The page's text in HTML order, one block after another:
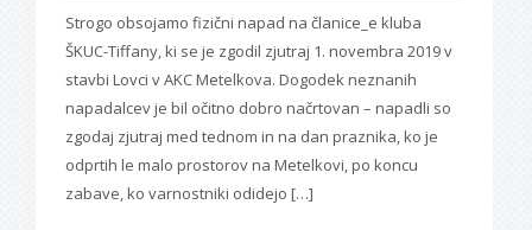
Strogo obsojamo fizični napad na članice_e kluba
ŠKUC-Tiffany, ki se je zgodil zjutraj 1. novembra 2019 v
stavbi Lovci v AKC Metelkova. Dogodek neznanih
napadalcev je bil očitno dobro načrtovan – napadli so
zgodaj zjutraj med tednom in na dan praznika, ko je
odprtih le malo prostorov na Metelkovi, po koncu
zabave, ko varnostniki odidejo […]